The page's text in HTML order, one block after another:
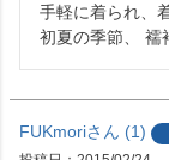
手軽に着られ、
初夏の季節、 襦
FUKmori 1